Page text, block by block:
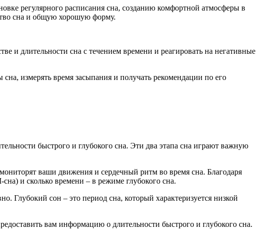
регулярного расписания сна, созданию комфортной атмосферы в
сна и общую хорошую форму.
и длительности сна с течением времени и реагировать на негативные
измерять время засыпания и получать рекомендации по его
быстрого и глубокого сна. Эти два этапа сна играют важную
ваши движения и сердечный ритм во время сна. Благодаря
и сколько времени – в режиме глубокого сна.
Глубокий сон – это период сна, который характеризуется низкой
вам информацию о длительности быстрого и глубокого сна.